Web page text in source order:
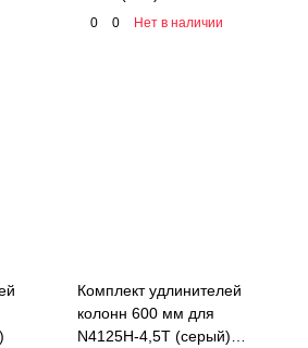
0 0 Нет в наличии
Комплект удлинителей
колонн 600 мм для
N4125H-4,5T (серый)